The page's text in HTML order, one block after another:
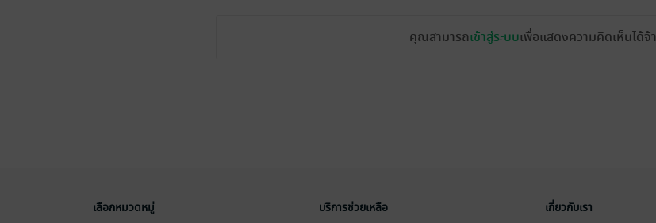
คุณสามารถเข้าสู่ระบบเพื่อแสดงความคิดเห็นได้จ้า
เลือกหมวดหมู่ บริการช่วยเหลือ เกี่ยวกับเรา